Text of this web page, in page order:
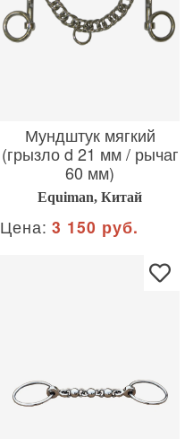
Мундштук мягкий
(грызло d 21 мм / рычаг
60 мм)
Equiman, Китай
Цена: 3 150 руб.